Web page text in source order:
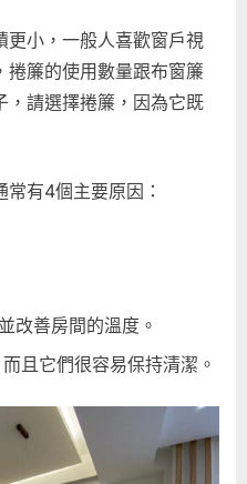
更小，一般人喜歡窗戶視
捲簾的使用數量跟布窗簾
，請選擇捲簾，因為它既
常有4個主要原因：
改善房間的溫度。
且它們很容易保持清潔。